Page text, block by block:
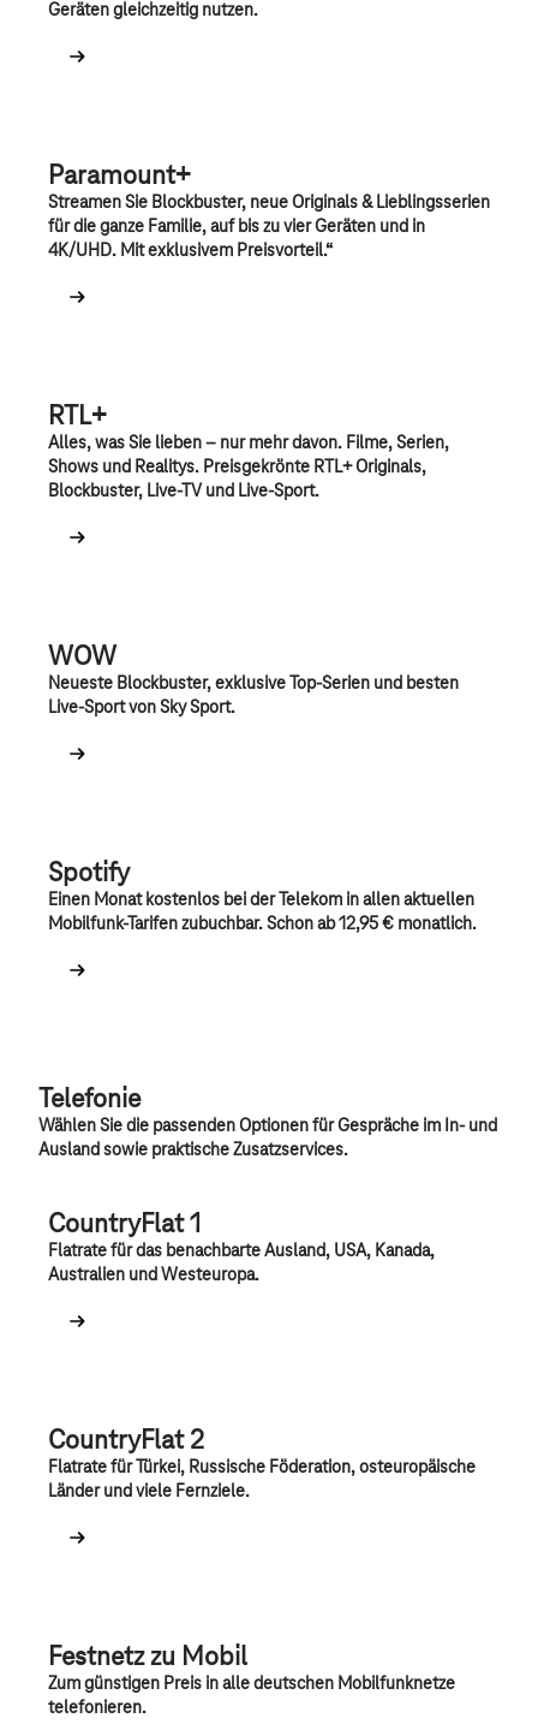
Geräten gleichzeitig nutzen.
Paramount+
Streamen Sie Blockbuster, neue Originals & Lieblingsserien
für die ganze Familie, auf bis zu vier Geräten und in
4K/UHD. Mit exklusivem Preisvorteil.“
RTL+
Alles, was Sie lieben – nur mehr davon. Filme, Serien,
Shows und Realitys. Preisgekrönte RTL+ Originals,
Blockbuster, Live-TV und Live-Sport.
WOW
Neueste Blockbuster, exklusive Top-Serien und besten
Live-Sport von Sky Sport.
Spotify
Einen Monat kostenlos bei der Telekom in allen aktuellen
Mobilfunk-Tarifen zubuchbar. Schon ab 12,95 € monatlich.
Telefonie
Wählen Sie die passenden Optionen für Gespräche im In- und
Ausland sowie praktische Zusatzservices.
CountryFlat 1
Flatrate für das benachbarte Ausland, USA, Kanada,
Australien und Westeuropa.
CountryFlat 2
Flatrate für Türkei, Russische Föderation, osteuropäische
Länder und viele Fernziele.
Festnetz zu Mobil
Zum günstigen Preis in alle deutschen Mobilfunknetze
telefonieren.